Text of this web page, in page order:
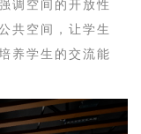
调空间的开放性
共空间，让学生
养学生的交流能